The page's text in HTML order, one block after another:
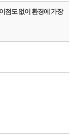
점도 없이 환경에 가장